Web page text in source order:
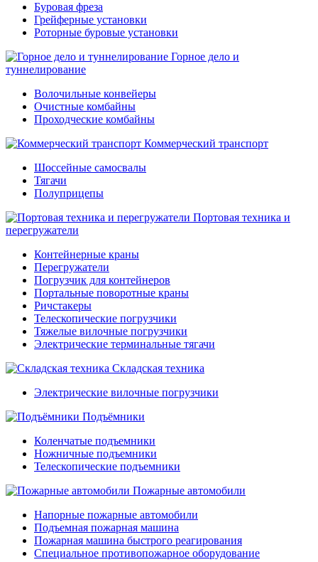
Буровая фреза
Грейферные установки
Роторные буровые установки
Горное дело и
туннелирование
Волочильные конвейеры
Очистные комбайны
Проходческие комбайны
Коммерческий транспорт
Шоссейные самосвалы
Тягачи
Полуприцепы
Портовая техника и
перегружатели
Контейнерные краны
Перегружатели
Погрузчик для контейнеров
Портальные поворотные краны
Ричстакеры
Телескопические погрузчики
Тяжелые вилочные погрузчики
Электрические терминальные тягачи
Складская техника
Электрические вилочные погрузчики
Подъёмники
Коленчатые подъемники
Ножничные подъемники
Телескопические подъемники
Пожарные автомобили
Напорные пожарные автомобили
Подъемная пожарная машина
Пожарная машина быстрого реагирования
Специальное противопожарное оборудование